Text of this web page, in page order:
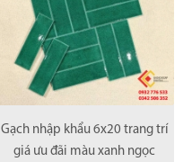
Gạch nhập khẩu 6x20 trang trí
giá ưu đãi màu xanh ngọc